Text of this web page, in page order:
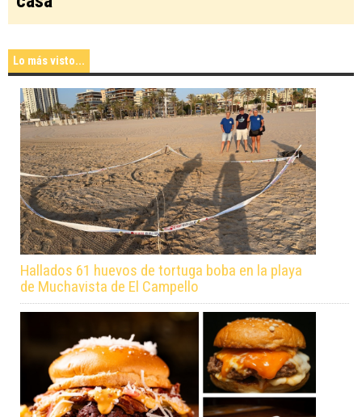
Lo más visto...
Hallados 61 huevos de tortuga boba en la playa
de Muchavista de El Campello